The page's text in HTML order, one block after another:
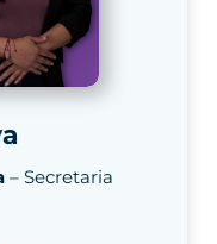
– Secretaria